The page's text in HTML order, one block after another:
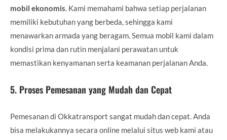
mobil ekonomis . Kami memahami bahwa setiap perjalanan
memiliki kebutuhan yang berbeda, sehingga kami
menawarkan armada yang beragam. Semua mobil kami dalam
kondisi prima dan rutin menjalani perawatan untuk
memastikan kenyamanan serta keamanan perjalanan Anda.
5. Proses Pemesanan yang Mudah dan Cepat
Pemesanan di Okkatransport sangat mudah dan cepat. Anda
bisa melakukannya secara online melalui situs web kami atau